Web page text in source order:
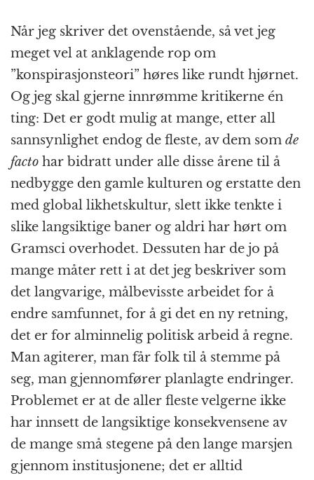
Når jeg skriver det ovenstående, så vet jeg
meget vel at anklagende rop om
”konspirasjonsteori” høres like rundt hjørnet.
Og jeg skal gjerne innrømme kritikerne én
ting: Det er godt mulig at mange, etter all
sannsynlighet endog de fleste, av dem som de
facto har bidratt under alle disse årene til å
nedbygge den gamle kulturen og erstatte den
med global likhetskultur, slett ikke tenkte i
slike langsiktige baner og aldri har hørt om
Gramsci overhodet. Dessuten har de jo på
mange måter rett i at det jeg beskriver som
det langvarige, målbevisste arbeidet for å
endre samfunnet, for å gi det en ny retning,
det er for alminnelig politisk arbeid å regne.
Man agiterer, man får folk til å stemme på
seg, man gjennomfører planlagte endringer.
Problemet er at de aller fleste velgerne ikke
har innsett de langsiktige konsekvensene av
de mange små stegene på den lange marsjen
gjennom institusjonene; det er alltid